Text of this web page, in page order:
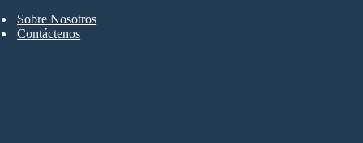
Sobre Nosotros
Contáctenos